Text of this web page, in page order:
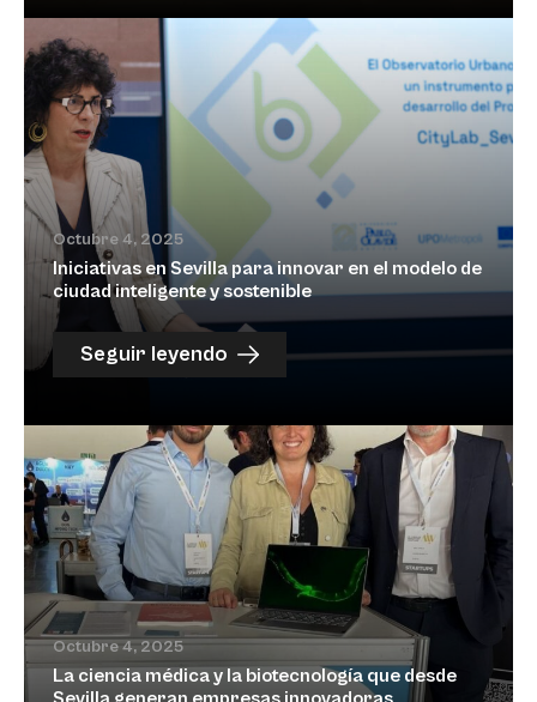
Octubre 4, 2025
Iniciativas en Sevilla para innovar en el modelo de
ciudad inteligente y sostenible
Seguir leyendo
Octubre 4, 2025
La ciencia médica y la biotecnología que desde